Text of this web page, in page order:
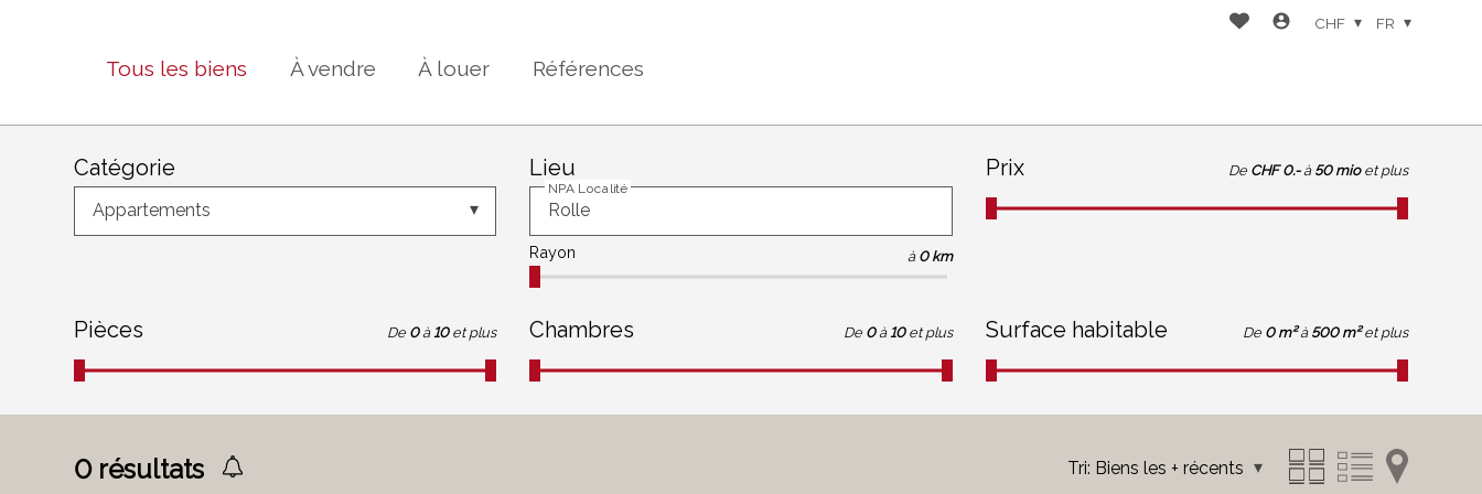
Tous les biens À vendre À louer Références
CHF FR
Catégorie
Appartements
Lieu
NPA Localité
Rayon à 0 km
Prix De CHF 0.- à 50 mio et plus
Pièces De 0 à 10 et plus Chambres De 0 à 10 et plus Surface habitable De 0 m² à 500 m² et plus
0résultats Tri: Biens les + récents